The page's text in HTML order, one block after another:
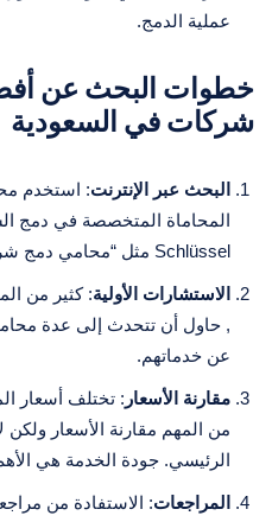
عملية الدمج.
خطوات البحث عن
شركات في السعودية
البحث عبر الإنترنت: استخدم
المحاماة المتخصصة في دمج
Schlüssel مثل “محامي دمج شركات في السعودية”.
الاستشارات الأولية: كثير من
, حاول أن تتحدث إلى عدة
عن خدماتهم.
مقارنة الأسعار : تختلف أسعار
من المهم مقارنة الأسعار ولكن
الرئيسي. جودة الخدمة هي
المراجعات: الاستفادة من